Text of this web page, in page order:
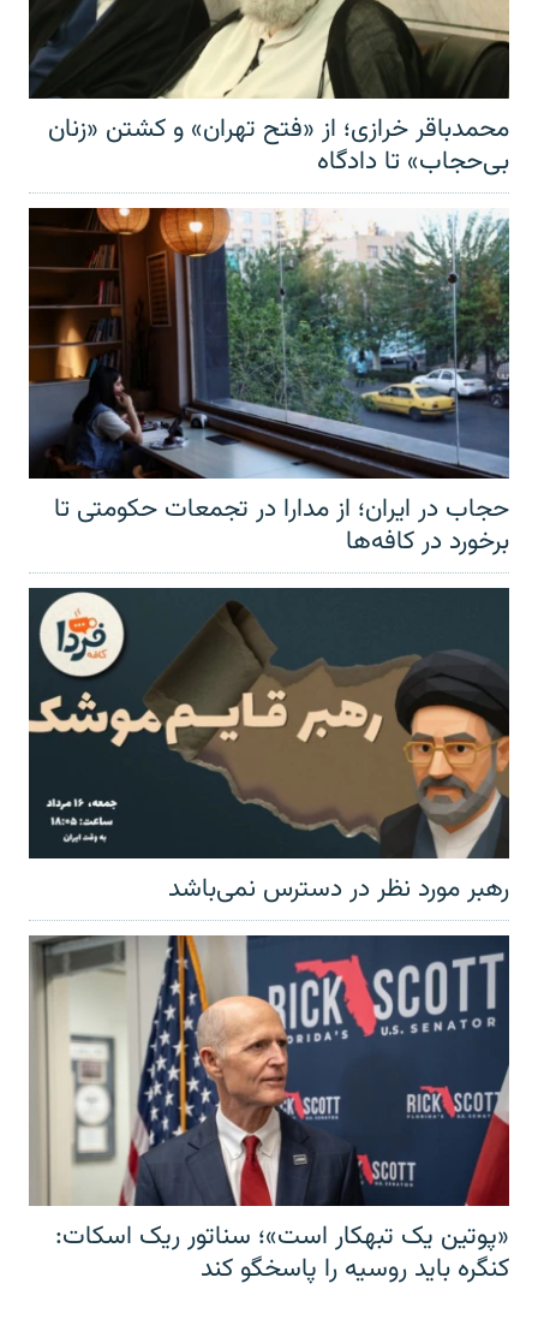
محمدباقر خرازی؛ از «فتح تهران» و کشتن «زنان
بی‌حجاب» تا دادگاه
حجاب در ایران؛ از مدارا در تجمعات حکومتی تا
برخورد در کافه‌ها
رهبر مورد نظر در دسترس نمی‌باشد
«پوتین یک تبهکار است»؛ سناتور ریک اسکات:
کنگره باید روسیه را پاسخگو کند